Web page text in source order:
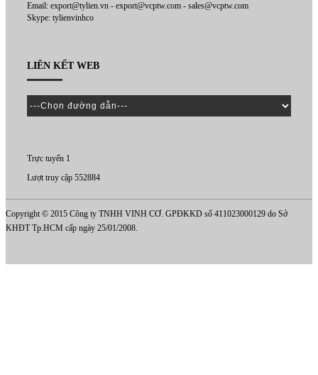
Email: export@tylien.vn - export@vcptw.com - sales@vcptw.com
Skype: tylienvinhco
LIÊN KẾT WEB
Trực tuyến 1
Lượt truy cập 552884
Copyright © 2015 Công ty TNHH VINH CƠ. GPĐKKD số 411023000129 do Sở
KHĐT Tp.HCM cấp ngày 25/01/2008.